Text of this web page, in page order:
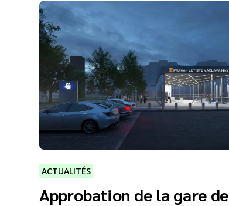
ACTUALITÉS
Approbation de la gare de